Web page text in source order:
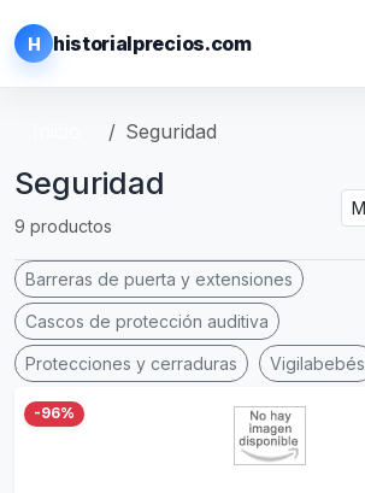
H historialprecios.com
Seguridad
Seguridad
9 productos
Barreras de puerta y extensiones
Cascos de protección auditiva
Protecciones y cerraduras Vigilabebés
-96%